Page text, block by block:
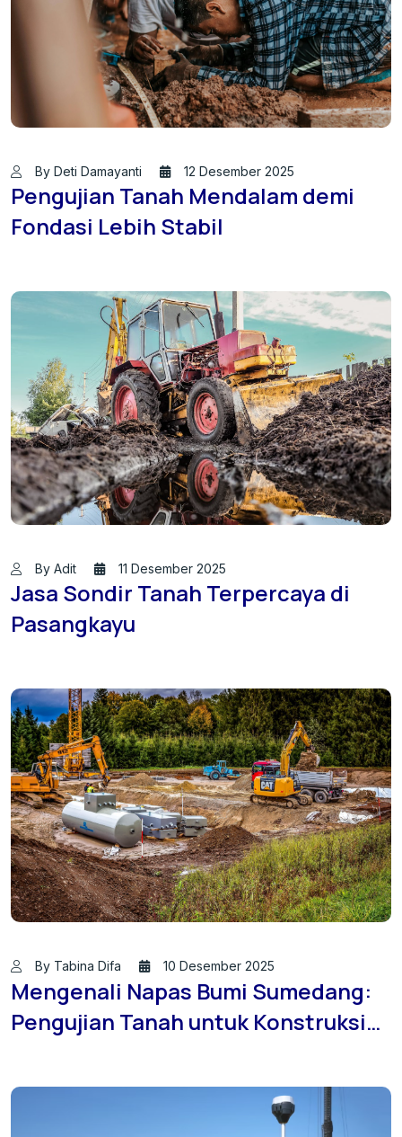
By Deti Damayanti 12 Desember 2025
Pengujian Tanah Mendalam demi
Fondasi Lebih Stabil
By Adit 11 Desember 2025
Jasa Sondir Tanah Terpercaya di
Pasangkayu
By Tabina Difa 10 Desember 2025
Mengenali Napas Bumi Sumedang:
Pengujian Tanah untuk Konstruksi